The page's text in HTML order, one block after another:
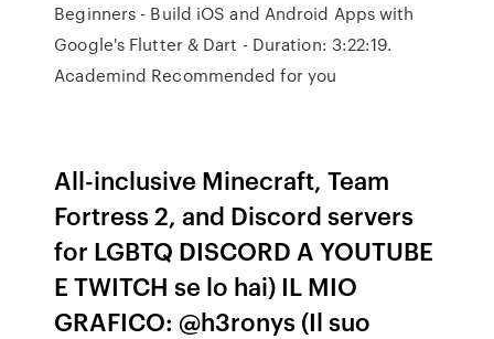
Beginners - Build iOS and Android Apps with
Google's Flutter & Dart - Duration: 3:22:19.
Academind Recommended for you
All-inclusive Minecraft, Team
Fortress 2, and Discord servers
for LGBTQ DISCORD A YOUTUBE
E TWITCH se lo hai) IL MIO
GRAFICO: @h3ronys (Il suo